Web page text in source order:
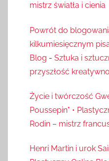
mistrz światła i cienia
Powrót do
kilkumiesięcznym
Blog - Sztuka i
przyszłość
Życie i twórczość
Poussepin" •
Rodin – mistrz
Henri Martin i urok